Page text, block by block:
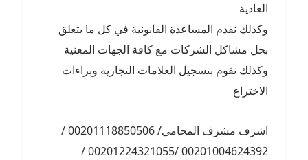
العادية
وكذلك نقدم المساعدة القانونية في كل ما يتعلق
بحل مشاكل الشركات مع كافة الجهات المعنية
وكذلك نقوم بتسجيل العلامات التجارية وبراءات
الاختراع
اشرف مشرف المحامي/ 00201118850506 /
00201004624392 /00201224321055 /